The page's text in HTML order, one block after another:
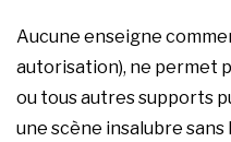
Aucune enseigne
autorisation), ne permet
ou tous autres supports
une scène insalubre sans